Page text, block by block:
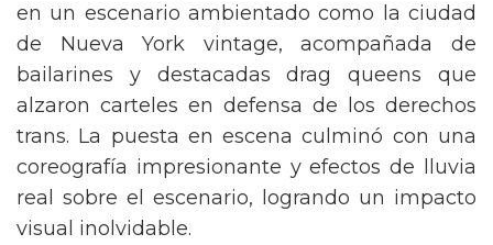
en un escenario ambientado como la ciudad
de Nueva York vintage, acompañada de
bailarines y destacadas drag queens que
alzaron carteles en defensa de los derechos
trans. La puesta en escena culminó con una
coreografía impresionante y efectos de lluvia
real sobre el escenario, logrando un impacto
visual inolvidable.